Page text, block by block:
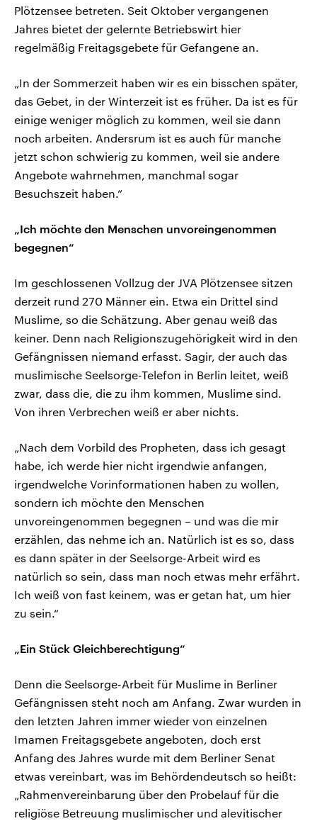
Plötzensee betreten. Seit Oktober vergangenen
Jahres bietet der gelernte Betriebswirt hier
regelmäßig Freitagsgebete für Gefangene an.
„In der Sommerzeit haben wir es ein bisschen später,
das Gebet, in der Winterzeit ist es früher. Da ist es für
einige weniger möglich zu kommen, weil sie dann
noch arbeiten. Andersrum ist es auch für manche
jetzt schon schwierig zu kommen, weil sie andere
Angebote wahrnehmen, manchmal sogar
Besuchszeit haben.“
„Ich möchte den Menschen unvoreingenommen
begegnen“
Im geschlossenen Vollzug der JVA Plötzensee sitzen
derzeit rund 270 Männer ein. Etwa ein Drittel sind
Muslime, so die Schätzung. Aber genau weiß das
keiner. Denn nach Religionszugehörigkeit wird in den
Gefängnissen niemand erfasst. Sagir, der auch das
muslimische Seelsorge-Telefon in Berlin leitet, weiß
zwar, dass die, die zu ihm kommen, Muslime sind.
Von ihren Verbrechen weiß er aber nichts.
„Nach dem Vorbild des Propheten, dass ich gesagt
habe, ich werde hier nicht irgendwie anfangen,
irgendwelche Vorinformationen haben zu wollen,
sondern ich möchte den Menschen
unvoreingenommen begegnen – und was die mir
erzählen, das nehme ich an. Natürlich ist es so, dass
es dann später in der Seelsorge-Arbeit wird es
natürlich so sein, dass man noch etwas mehr erfährt.
Ich weiß von fast keinem, was er getan hat, um hier
zu sein.“
„Ein Stück Gleichberechtigung“
Denn die Seelsorge-Arbeit für Muslime in Berliner
Gefängnissen steht noch am Anfang. Zwar wurden in
den letzten Jahren immer wieder von einzelnen
Imamen Freitagsgebete angeboten, doch erst
Anfang des Jahres wurde mit dem Berliner Senat
etwas vereinbart, was im Behördendeutsch so heißt:
„Rahmenvereinbarung über den Probelauf für die
religiöse Betreuung muslimischer und alevitischer